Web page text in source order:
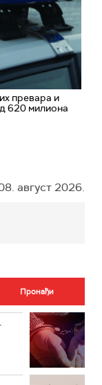
превара и
620 милиона
август 2026.